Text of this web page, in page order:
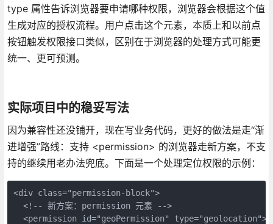
type 属性告诉浏览器要申请哪种权限，浏览器会根据这个值
生成对应的授权流程。用户点击这个元素，本质上和以前点
按钮触发权限接口类似，区别在于浏览器的处理方式可能更
统一、更可预测。
实际项目中的稳妥写法
因为兼容性还没铺开，现在写业务代码，更好的做法是走“渐
进增强”路线：支持 <permission> 的浏览器走新方案，不支
持的继续用老办法兜底。下面是一个处理定位权限的示例：
<div class="permission-block">
  <!-- 新方案：permission 元素 -->
  <permission id="geoPermission" type="geolocation">